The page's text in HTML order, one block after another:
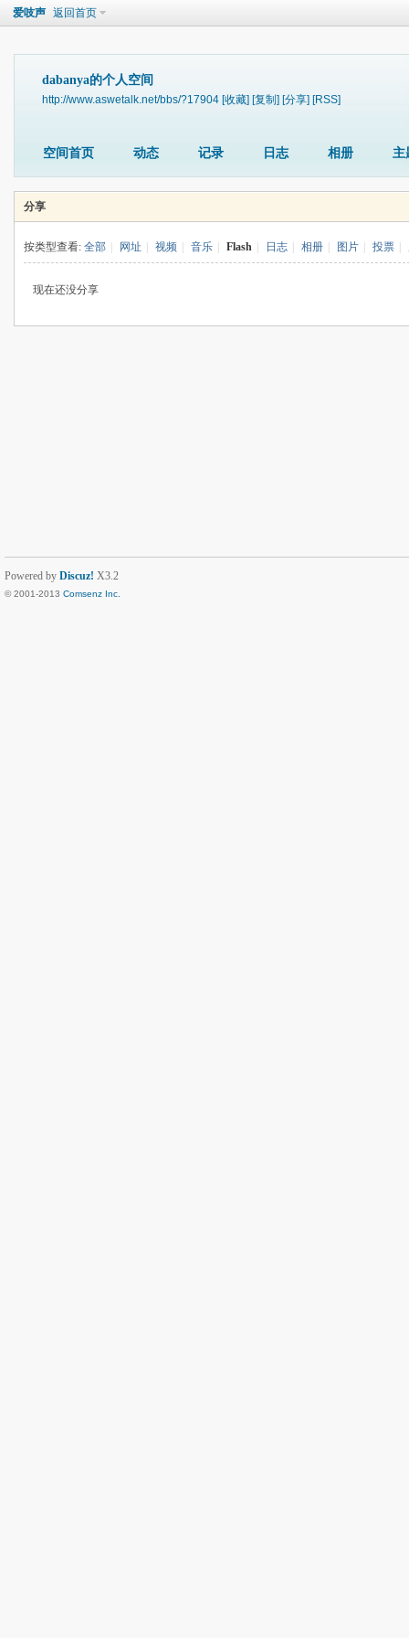
爱吱声 返回首页
dabanya的个人空间
http://www.aswetalk.net/bbs/?17904 [收藏] [复制] [分享] [RSS]
空间首页 动态 记录 日志 相册 主
分享
按类型查看: 全部 网址 视频 音乐 Flash 日志 相册 图片 投票
现在还没分享
Powered by Discuz! X3.2
© 2001-2013 Comsenz Inc.